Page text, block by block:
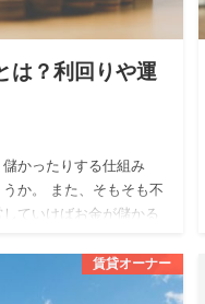
は？利回りや運
かったりする仕組み
か。 また、そもそも不
ていけばお金が儲かる
賃貸オーナー